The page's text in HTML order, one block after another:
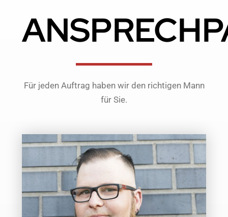
Für jeden Auftrag haben wir den richtigen Mann
für Sie.